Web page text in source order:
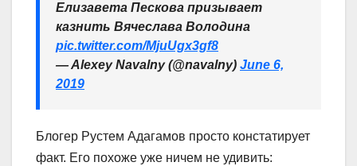
Елизавета Пескова призывает
казнить Вячеслава Володина
pic.twitter.com/MjuUgx3gf8
— Alexey Navalny (@navalny) June 6,
2019
Блогер Рустем Адагамов просто констатирует
факт. Его похоже уже ничем не удивить: